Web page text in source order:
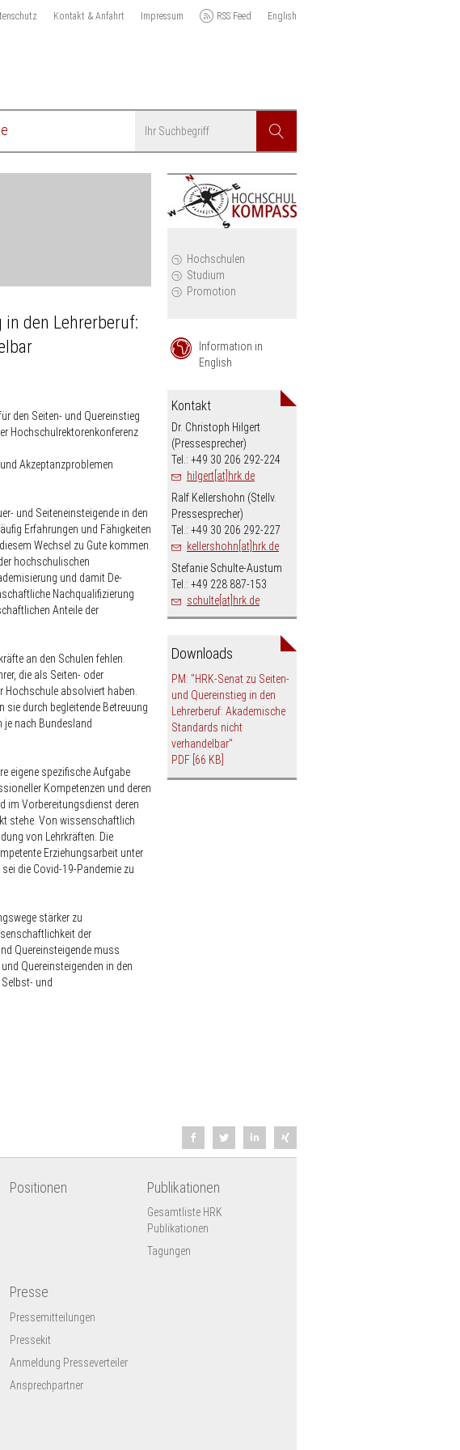
Kontakt & Anfahrt Impressum RSS Feed English
Suchen
in den Lehrerberuf:
den Seiten- und Quereinstieg
Hochschulrektorenkonferenz
Akzeptanzproblemen
und Seiteneinsteigende in den
Erfahrungen und Fähigkeiten
Wechsel zu Gute kommen.
hochschulischen
und damit De-
Nachqualifizierung
Anteile der
an den Schulen fehlen.
die als Seiten- oder
Hochschule absolviert haben.
durch begleitende Betreuung
nach Bundesland
eigene spezifische Aufgabe
Kompetenzen und deren
im Vorbereitungsdienst deren
stehe. Von wissenschaftlich
von Lehrkräften. Die
Erziehungsarbeit unter
die Covid-19-Pandemie zu
stärker zu
der
Quereinsteigende muss
Quereinsteigenden in den
und
Hochschulen
Studium
Promotion
Information in
English
Kontakt
Dr. Christoph Hilgert
(Pressesprecher)
Tel.: +49 30 206 292-224
hilgert[at]hrk.de
Ralf Kellershohn (Stellv.
Pressesprecher)
Tel.: +49 30 206 292-227
kellershohn[at]hrk.de
Stefanie Schulte-Austum
Tel.: +49 228 887-153
schulte[at]hrk.de
Downloads
PM: "HRK-Senat zu Seiten-
und Quereinstieg in den
Lehrerberuf: Akademische
Standards nicht
verhandelbar"
PDF [66 KB]
Positionen Publikationen
Gesamtliste HRK
Publikationen
Tagungen
Presse
Pressemitteilungen
Pressekit
Anmeldung Presseverteiler
Ansprechpartner